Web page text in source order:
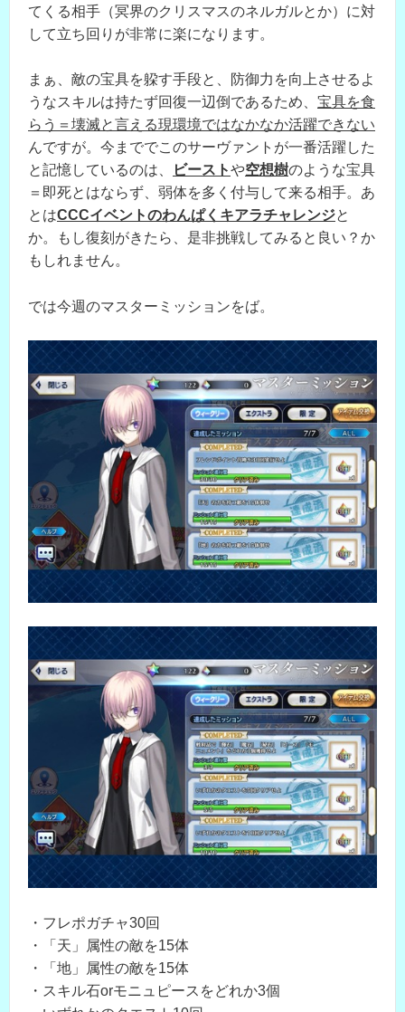
てくる相手（冥界のクリスマスのネルガルとか）に対
して立ち回りが非常に楽になります。
まぁ、敵の宝具を躱す手段と、防御力を向上させるよ
うなスキルは持たず回復一辺倒であるため、 宝具を食
らう＝壊滅と言える現環境ではなかなか活躍できない
んですが。今まででこのサーヴァントが一番活躍した
と記憶しているのは、
ビーストや空想樹のような宝具
＝即死とはならず、弱体を多く付与して来る相手。あ
とはCCCイベントのわんぱくキアラチャレンジと
か。もし復刻がきたら、是非挑戦してみると良い？か
もしれません。
では今週のマスターミッションをば。
・フレポガチャ30回
・「天」属性の敵を15体
・「地」属性の敵を15体
・スキル石orモニュピースをどれか3個